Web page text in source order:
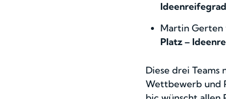
Martin Gerten
Platz –
Diese drei Teams
Wettbewerb und